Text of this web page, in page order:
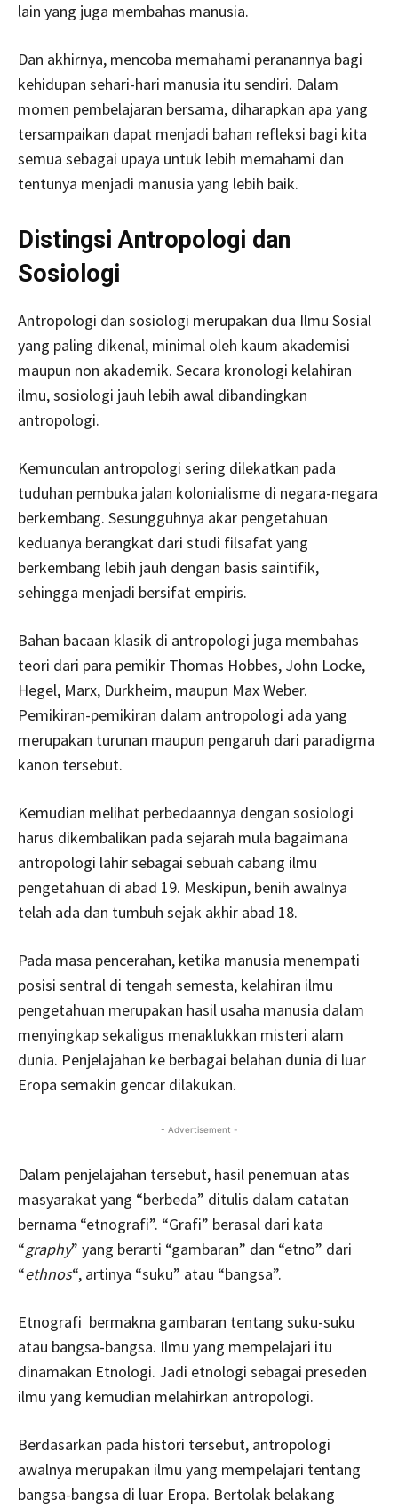
lain yang juga membahas manusia.
Dan akhirnya, mencoba memahami peranannya bagi
kehidupan sehari-hari manusia itu sendiri. Dalam
momen pembelajaran bersama, diharapkan apa yang
tersampaikan dapat menjadi bahan refleksi bagi kita
semua sebagai upaya untuk lebih memahami dan
tentunya menjadi manusia yang lebih baik.
Distingsi Antropologi dan
Sosiologi
Antropologi dan sosiologi merupakan dua Ilmu Sosial
yang paling dikenal, minimal oleh kaum akademisi
maupun non akademik. Secara kronologi kelahiran
ilmu, sosiologi jauh lebih awal dibandingkan
antropologi.
Kemunculan antropologi sering dilekatkan pada
tuduhan pembuka jalan kolonialisme di negara-negara
berkembang. Sesungguhnya akar pengetahuan
keduanya berangkat dari studi filsafat yang
berkembang lebih jauh dengan basis saintifik,
sehingga menjadi bersifat empiris.
Bahan bacaan klasik di antropologi juga membahas
teori dari para pemikir Thomas Hobbes, John Locke,
Hegel, Marx, Durkheim, maupun Max Weber.
Pemikiran-pemikiran dalam antropologi ada yang
merupakan turunan maupun pengaruh dari paradigma
kanon tersebut.
Kemudian melihat perbedaannya dengan sosiologi
harus dikembalikan pada sejarah mula bagaimana
antropologi lahir sebagai sebuah cabang ilmu
pengetahuan di abad 19. Meskipun, benih awalnya
telah ada dan tumbuh sejak akhir abad 18.
Pada masa pencerahan, ketika manusia menempati
posisi sentral di tengah semesta, kelahiran ilmu
pengetahuan merupakan hasil usaha manusia dalam
menyingkap sekaligus menaklukkan misteri alam
dunia. Penjelajahan ke berbagai belahan dunia di luar
Eropa semakin gencar dilakukan.
- Advertisement -
Dalam penjelajahan tersebut, hasil penemuan atas
masyarakat yang “berbeda” ditulis dalam catatan
bernama “etnografi”. “Grafi” berasal dari kata
“graphy” yang berarti “gambaran” dan “etno” dari
“ethnos“, artinya “suku” atau “bangsa”.
Etnografi bermakna gambaran tentang suku-suku
atau bangsa-bangsa. Ilmu yang mempelajari itu
dinamakan Etnologi. Jadi etnologi sebagai preseden
ilmu yang kemudian melahirkan antropologi.
Berdasarkan pada histori tersebut, antropologi
awalnya merupakan ilmu yang mempelajari tentang
bangsa-bangsa di luar Eropa. Bertolak belakang